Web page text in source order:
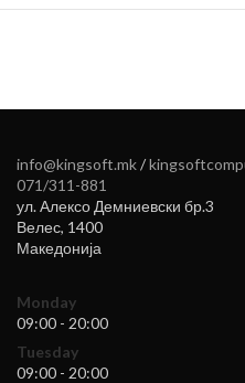
info@kingsoft.mk/
071/311-881
ул. Алексо Демниевски бр.3
Велес, 1400
Македонија
Monday
09:00 - 20:00
Tuesday
09:00 - 20:00